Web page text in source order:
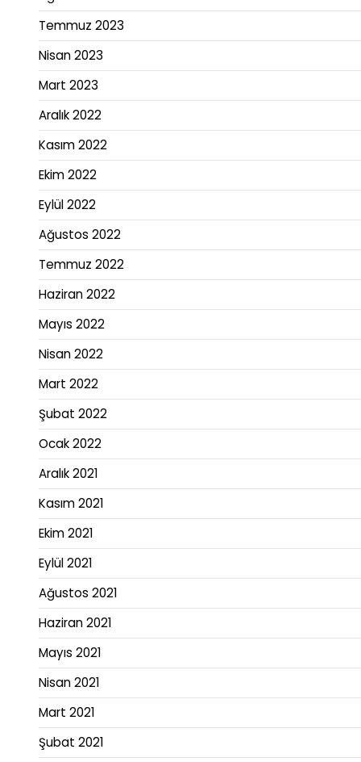
Temmuz 2023
Nisan 2023
Mart 2023
Aralık 2022
Kasım 2022
Ekim 2022
Eylül 2022
Ağustos 2022
Temmuz 2022
Haziran 2022
Mayıs 2022
Nisan 2022
Mart 2022
Şubat 2022
Ocak 2022
Aralık 2021
Kasım 2021
Ekim 2021
Eylül 2021
Ağustos 2021
Haziran 2021
Mayıs 2021
Nisan 2021
Mart 2021
Şubat 2021